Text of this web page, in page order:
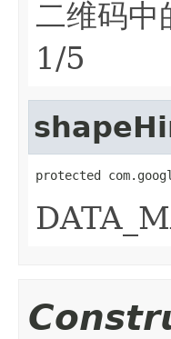
二维码中
1/5
protected